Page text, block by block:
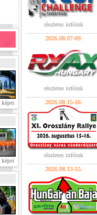
képei
képei
részletes infóink
2026.08.07-09.
részletes infóink
2026.08.15-16.
részletes infóink
2026.08.13-15.